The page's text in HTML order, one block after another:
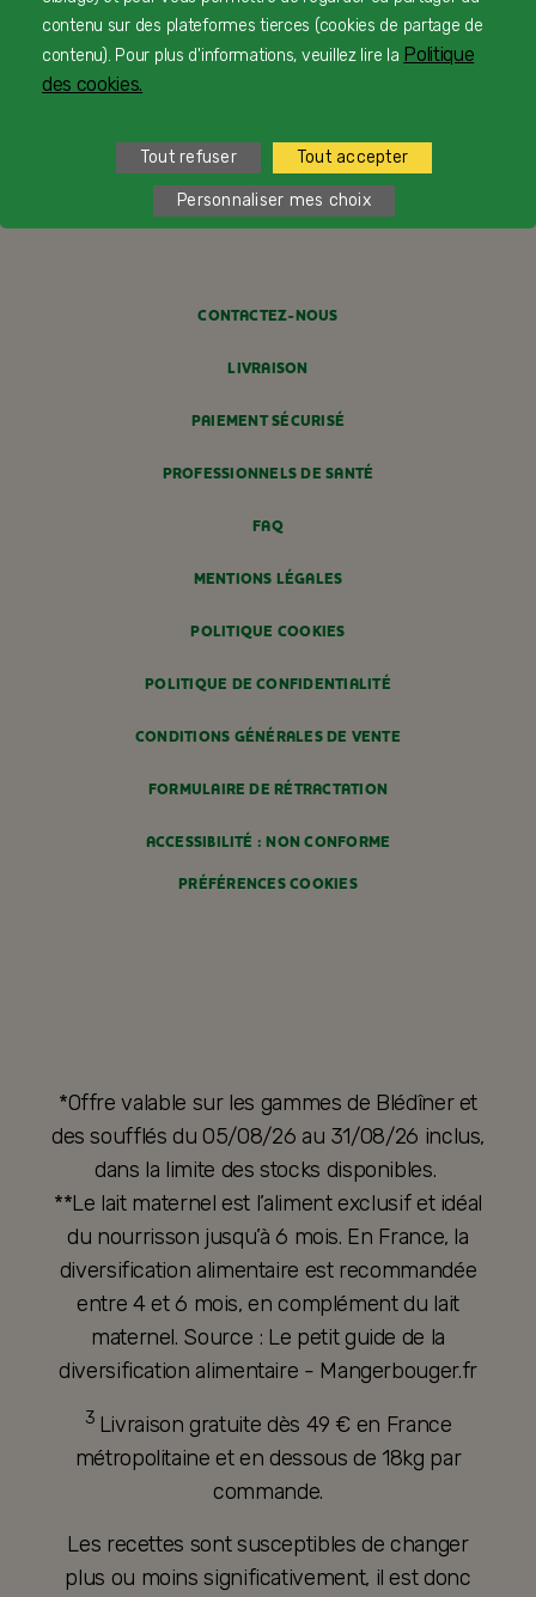
© Copyright Blédina 2025. Tous droits réservés
CONTACTEZ-NOUS
LIVRAISON
PAIEMENT SÉCURISÉ
PROFESSIONNELS DE SANTÉ
FAQ
MENTIONS LÉGALES
POLITIQUE COOKIES
POLITIQUE DE CONFIDENTIALITÉ
CONDITIONS GÉNÉRALES DE VENTE
FORMULAIRE DE RÉTRACTATION
ACCESSIBILITÉ : NON CONFORME
PRÉFÉRENCES COOKIES
*Offre valable sur les gammes de Blédîner et
des soufflés du 05/08/26 au 31/08/26 inclus,
dans la limite des stocks disponibles.
**Le lait maternel est l’aliment exclusif et idéal
du nourrisson jusqu’à 6 mois. En France, la
diversification alimentaire est recommandée
entre 4 et 6 mois, en complément du lait
maternel. Source : Le petit guide de la
diversification alimentaire - Mangerbouger.fr
3 Livraison gratuite dès 49 € en France
métropolitaine et en dessous de 18kg par
commande.
Les recettes sont susceptibles de changer
plus ou moins significativement, il est donc
contenu sur des plateformes tierces (cookies de partage de
contenu). Pour plus d'informations, veuillez lire la Politique
des cookies.
Tout refuser Tout accepter
Personnaliser mes choix